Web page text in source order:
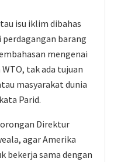
isu iklim dibahas
barang
mengenai
tak ada tujuan
masyarakat dunia
Parid.
Direktur
agar Amerika
bekerja sama dengan